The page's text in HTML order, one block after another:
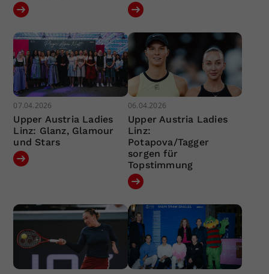
07.04.2026
Upper Austria Ladies
Linz: Glanz, Glamour
und Stars
06.04.2026
Upper Austria Ladies
Linz:
Potapova/Tagger
sorgen für
Topstimmung